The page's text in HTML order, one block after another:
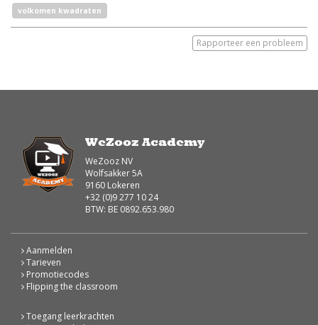
volkomen kwadraten
Rapporteer een probleem
WeZooz Academy
WeZooz NV
Wolfsakker 5A
9160 Lokeren
+32 (0)9 277 10 24
BTW: BE 0892.653.980
Aanmelden
Tarieven
Promotiecodes
Flipping the classroom
Toegang leerkrachten